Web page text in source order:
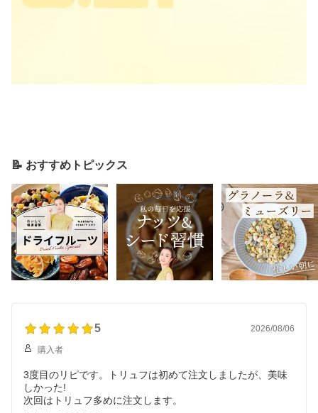
📝 おすすめトピックス
5 2026/08/06
購入者
3度目のリピです。トリュフは初めて注文しましたが、美味
しかった!
次回はトリュフ多めに注文します。